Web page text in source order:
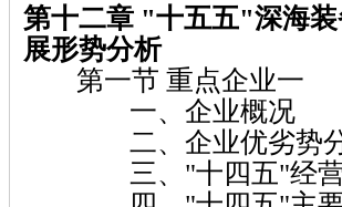
第十二章 "十五五"深海
展形势分析
第一节 重点企业一
一、企业概况
二、企业优劣势
三、"十四五"经营